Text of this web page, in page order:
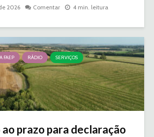
2026 Comentar 4 min. leitura
FAEP RÁDIO SERVIÇOS
prazo para declaração